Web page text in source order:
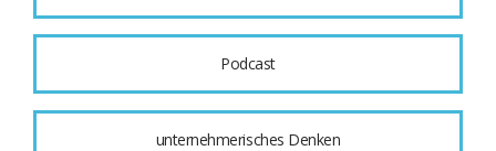
Podcast
unternehmerisches Denken